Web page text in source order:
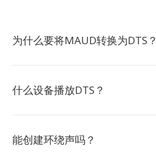
为什么要将MAUD转换为DTS？
什么设备播放DTS？
能创建环绕声吗？